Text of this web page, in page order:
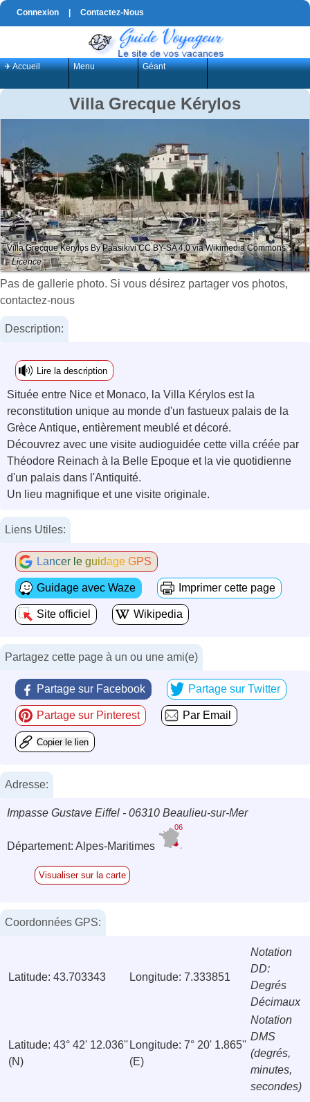
Connexion Contactez-Nous
✈ Accueil Menu Géant
Villa Grecque Kérylos
Villa Grecque Kérylos By Paasikivi CC BY-SA 4.0 via Wikimedia Commons
- Licence :
Pas de gallerie photo. Si vous désirez partager vos photos,
contactez-nous
Description:
Lire la description
Située entre Nice et Monaco, la Villa Kérylos est la
reconstitution unique au monde d'un fastueux palais de la
Grèce Antique, entièrement meublé et décoré.
Découvrez avec une visite audioguidée cette villa créée par
Théodore Reinach à la Belle Epoque et la vie quotidienne
d'un palais dans l'Antiquité.
Un lieu magnifique et une visite originale.
Liens Utiles:
Lancer le guidage GPS
Guidage avec Waze Imprimer cette page
Site officiel Wikipedia
Partagez cette page à un ou une ami(e)
Partage sur Facebook Partage sur Twitter
Partage sur Pinterest Par Email
Copier le lien
Adresse:
Impasse Gustave Eiffel - 06310 Beaulieu-sur-Mer
Département: Alpes-Maritimes
06
Visualiser sur la carte
Coordonnées GPS:
Latitude: 43.703343 Longitude: 7.333851
Notation
DD:
Degrés
Décimaux
Latitude: 43° 42' 12.036''
(N)
Longitude: 7° 20' 1.865''
(E)
Notation
DMS
(degrés,
minutes,
secondes)